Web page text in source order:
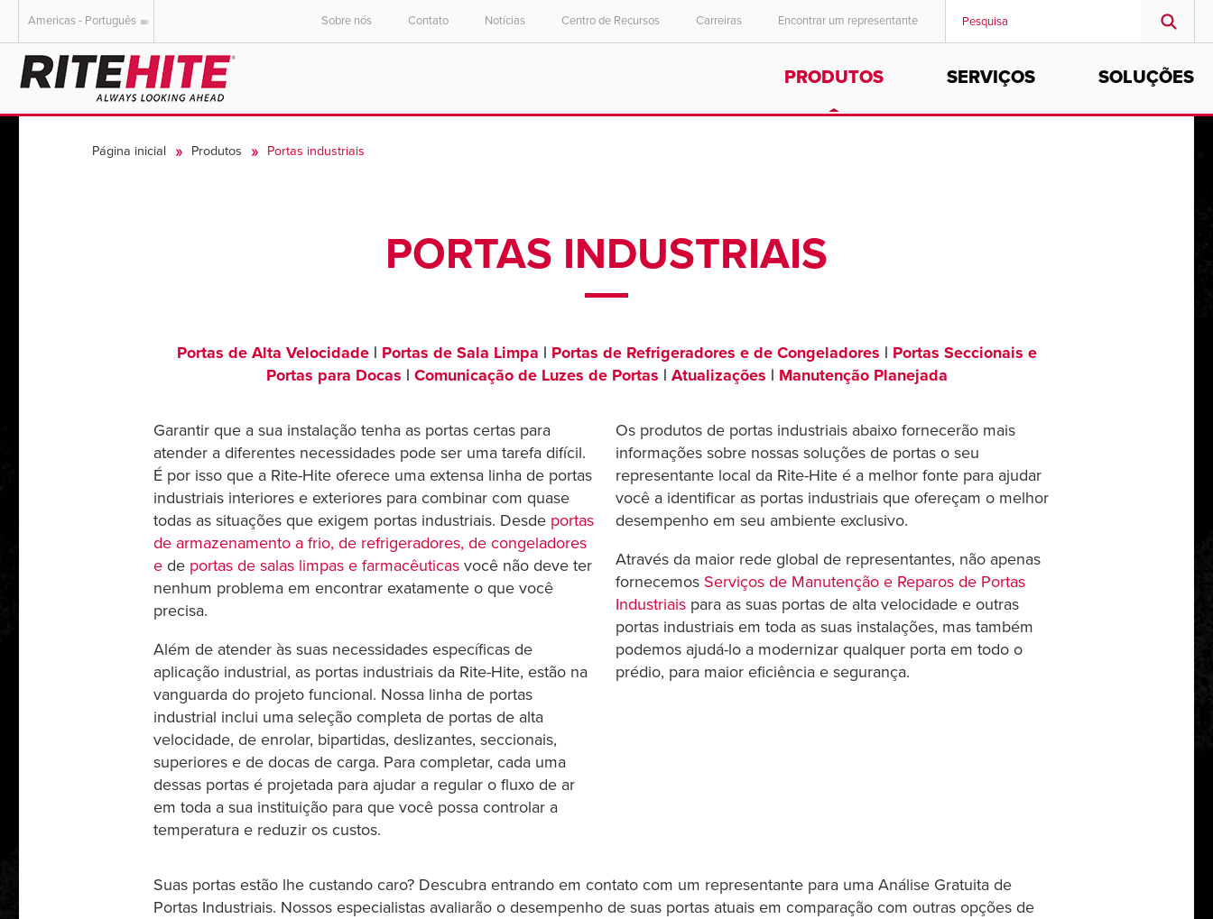
AMERICAS
English
English
Deutsch
English
MIDDLE EAST/AFRICA
English
Americas - Português Sobre nós Contato Notícias Centro de Recursos Carreiras Encontrar um representante
PRODUTOS SERVIÇOS SOLUÇÕES
Página inicial Produtos Portas industriais
PORTAS INDUSTRIAIS
Portas de Alta Velocidade| Portas de Sala Limpa | Portas de Refrigeradores e de Congeladores | Portas Seccionais e
Portas para Docas | Comunicação de Luzes de Portas | Atualizações | Manutenção Planejada
Garantir que a sua instalação tenha as portas certas para
atender a diferentes necessidades pode ser uma tarefa difícil.
É por isso que a Rite-Hite oferece uma extensa linha de portas
industriais interiores e exteriores para combinar com quase
todas as situações que exigem portas industriais. Desde portas
de armazenamento a frio, de refrigeradores, de congeladores
e de portas de salas limpas e farmacêuticas você não deve ter
nenhum problema em encontrar exatamente o que você
precisa.
Além de atender às suas necessidades específicas de
aplicação industrial, as portas industriais da Rite-Hite, estão na
vanguarda do projeto funcional. Nossa linha de portas
industrial inclui uma seleção completa de portas de alta
velocidade, de enrolar, bipartidas, deslizantes, seccionais,
superiores e de docas de carga. Para completar, cada uma
dessas portas é projetada para ajudar a regular o fluxo de ar
em toda a sua instituição para que você possa controlar a
temperatura e reduzir os custos.
Os produtos de portas industriais abaixo fornecerão mais
informações sobre nossas soluções de portas o seu
representante local da Rite-Hite é a melhor fonte para ajudar
você a identificar as portas industriais que ofereçam o melhor
desempenho em seu ambiente exclusivo.
Através da maior rede global de representantes, não apenas
fornecemos Serviços de Manutenção e Reparos de Portas
Industriais para as suas portas de alta velocidade e outras
portas industriais em toda as suas instalações, mas também
podemos ajudá-lo a modernizar qualquer porta em todo o
prédio, para maior eficiência e segurança.
Suas portas estão lhe custando caro? Descubra entrando em contato com um representante para uma Análise Gratuita de
Portas Industriais. Nossos especialistas avaliarão o desempenho de suas portas atuais em comparação com outras opções de